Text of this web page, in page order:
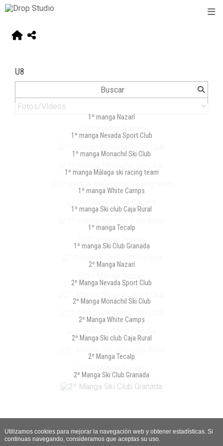
U8
1º manga Nazarí
1º manga Nevada Sport Club
1º manga Monachil Ski Club
1º manga Málaga ski racing team
1º manga White Camps
1º manga Ski club Caja Rural
1º manga Tecalp
1º manga Ski Club Granada
2º Manga Nazarí
2º Manga Nevada Sport Club
2º Manga Monachil Ski Club
2º Manga White Camps
2º Manga Ski club Caja Rural
2º Manga Tecalp
2º Manga Ski Club Granada
Utilizamos cookies para mejorar la navegación web y obtener estadísticas. Si
continuas navegando, consideramos que aceptas su uso.